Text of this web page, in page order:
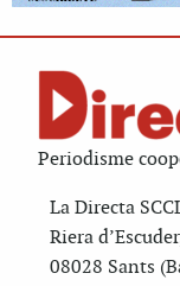
Periodisme
La Directa
Riera
08028 Sants